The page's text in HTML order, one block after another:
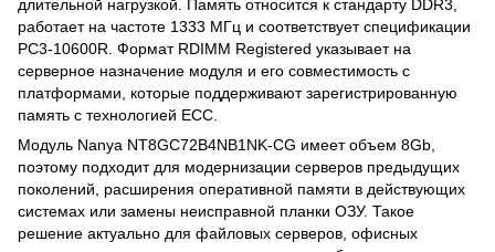
длительной нагрузкой. Память относится к стандарту DDR3,
работает на частоте 1333 МГц и соответствует спецификации
PC3-10600R. Формат RDIMM Registered указывает на
серверное назначение модуля и его совместимость с
платформами, которые поддерживают зарегистрированную
память с технологией ECC.
Модуль Nanya NT8GC72B4NB1NK-CG имеет объем 8Gb,
поэтому подходит для модернизации серверов предыдущих
поколений, расширения оперативной памяти в действующих
системах или замены неисправной планки ОЗУ. Такое
решение актуально для файловых серверов, офисных